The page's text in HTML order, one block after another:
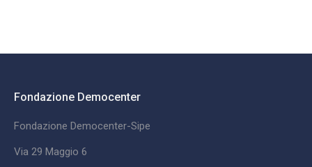
Fondazione Democenter
Fondazione Democenter-Sipe
Via 29 Maggio 6